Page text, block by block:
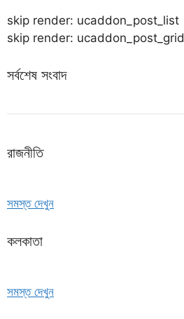
skip render: ucaddon_post_list
skip render: ucaddon_post_grid
সর্বশেষ সংবাদ
রাজনীতি
সমস্ত দেখুন
কলকাতা
সমস্ত দেখুন